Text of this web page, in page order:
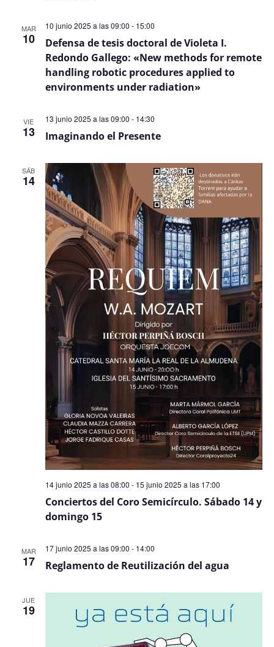
MAR
10
Defensa de tesis doctoral de Violeta I.
Redondo Gallego: «New methods for remote
handling robotic procedures applied to
environments under radiation»
10 junio 2025 a las 09:00 - 15:00
VIE
13 Imaginando el Presente
13 junio 2025 a las 09:00 - 14:30
SÁB
14
Conciertos del Coro Semicírculo. Sábado 14 y
domingo 15
14 junio 2025 a las 08:00 - 15 junio 2025 a las 17:00
MAR
17 Reglamento de Reutilización del agua
17 junio 2025 a las 09:00 - 14:00
JUE
19